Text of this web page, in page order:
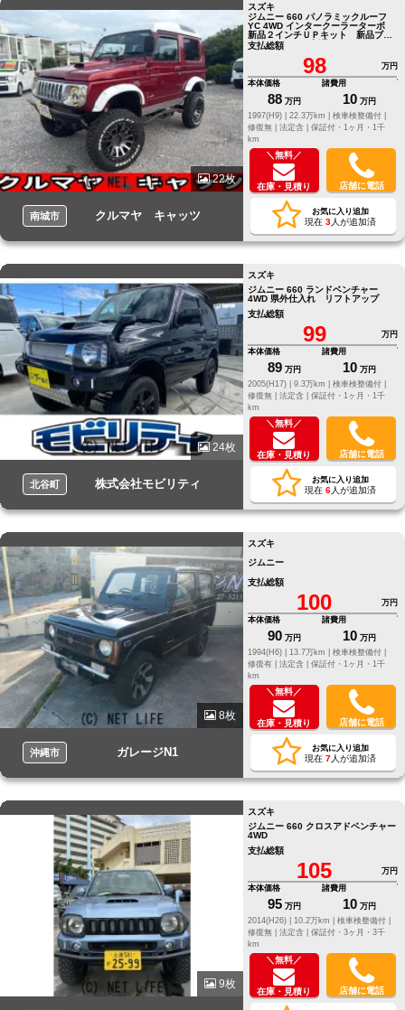
22枚
南城市 クルマヤ キャッツ
スズキ
ジムニー 660 パノラミックルーフ
YC 4WD インタークーラーターボ
新品２インチＵＰキット 新品ブリ
ッドセミバケ 新品１６インチタイ
ヤアルミセッ
支払総額
98
万円
本体価格
88 万円
諸費用
10 万円
1997(H9) |
22.3万km |
検車検整備付 |
修復無 | 法定含 | 保証付・1ヶ月・1千
km
＼無料／
在庫・見積り 店舗に電話
お気に入り追加
現在 3人が追加済
24枚
北谷町 株式会社モビリティ
スズキ
ジムニー 660 ランドベンチャー
4WD 県外仕入れ リフトアップ
支払総額
99
万円
本体価格
89 万円
諸費用
10 万円
2005(H17) |
9.3万km |
検車検整備付 |
修復無 | 法定含 | 保証付・1ヶ月・1千
km
＼無料／
在庫・見積り 店舗に電話
お気に入り追加
現在 6人が追加済
8枚
沖縄市 ガレージN1
スズキ
ジムニー
支払総額
100
万円
本体価格
90 万円
諸費用
10 万円
1994(H6) |
13.7万km |
検車検整備付 |
修復有 | 法定含 | 保証付・1ヶ月・1千
km
＼無料／
在庫・見積り 店舗に電話
お気に入り追加
現在 7人が追加済
9枚
スズキ
ジムニー 660 クロスアドベンチャー
4WD
支払総額
105
万円
本体価格
95 万円
諸費用
10 万円
2014(H26) |
10.2万km |
検車検整備付 |
修復無 | 法定含 | 保証付・3ヶ月・3千
km
＼無料／
在庫・見積り 店舗に電話